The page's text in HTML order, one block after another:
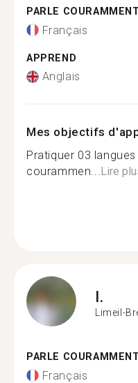
PARLE
Français
APPREND
Anglais
Mes objectifs
Pratiquer 03
courammen...Lire
I.
Limeil-
PARLE
Français